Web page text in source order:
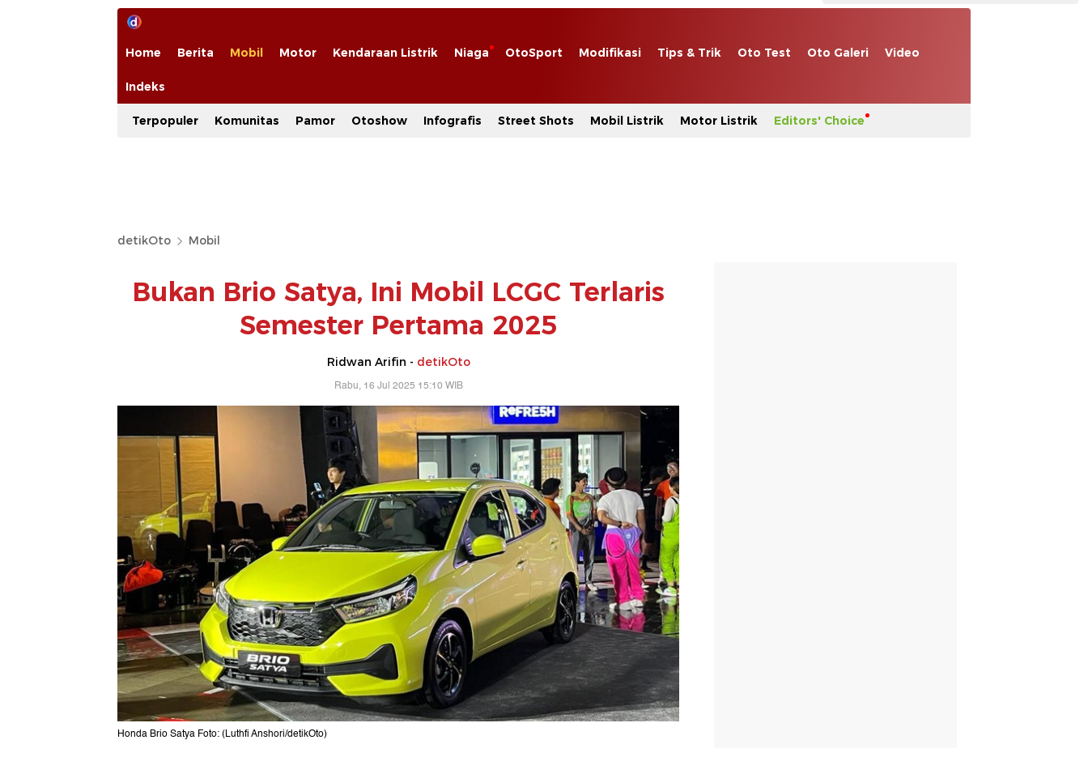
Home Berita Mobil Motor Kendaraan Listrik Niaga OtoSport Modifikasi Tips & Trik Oto Test Oto Galeri Video
Indeks
Terpopuler Komunitas Pamor Otoshow Infografis Street Shots Mobil Listrik Motor Listrik Editors' Choice
detikOto Mobil
Bukan Brio Satya, Ini Mobil LCGC Terlaris
Semester Pertama 2025
Ridwan Arifin - detikOto
Rabu, 16 Jul 2025 15:10 WIB
Honda Brio Satya Foto: (Luthfi Anshori/detikOto)